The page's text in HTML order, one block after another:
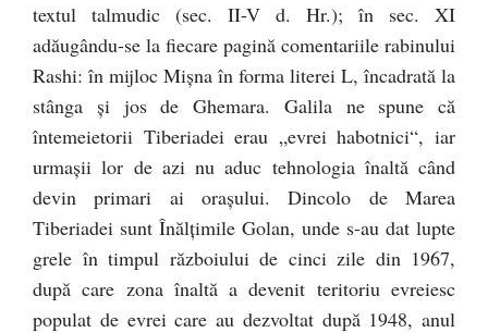
textul talmudic (sec. II-V d. Hr.); în sec. XI
adăugându-se la fiecare pagină comentariile rabinului
Rashi: în mijloc Mişna în forma literei L, încadrată la
stânga şi jos de Ghemara. Galila ne spune că
întemeietorii Tiberiadei erau „evrei habotnici“, iar
urmaşii lor de azi nu aduc tehnologia înaltă când
devin primari ai oraşului. Dincolo de Marea
Tiberiadei sunt Înălţimile Golan, unde s-au dat lupte
grele în timpul războiului de cinci zile din 1967,
după care zona înaltă a devenit teritoriu evreiesc
populat de evrei care au dezvoltat după 1948, anul